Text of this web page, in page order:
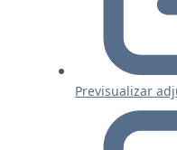
Previsualizar